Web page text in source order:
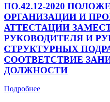
ПО.42.12-2020
ОРГАНИЗАЦИИ И
АТТЕСТАЦИИ
РУКОВОДИТЕЛЯ И
СТРУКТУРНЫХ
СООТВЕТСТВИЕ
ДОЛЖНОСТИ
Подробнее